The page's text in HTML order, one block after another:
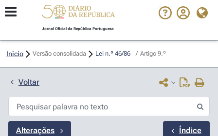
Jornal Oficial da República Portuguesa
Início Versão consolidada Lei n.º 46/86 / Artigo 9.º
Voltar
Alterações Índice